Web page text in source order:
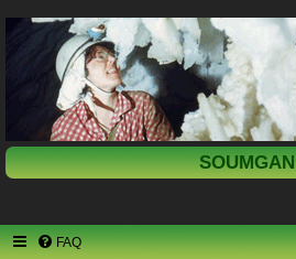
SOUMGAN
FAQ